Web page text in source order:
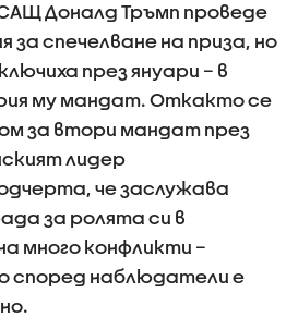
Доналд Тръмп проведе
за спечелване на приза, но
през януари – в
му мандат. Откакто се
за втори мандат през
лидер
че заслужава
за ролята си в
много конфликти –
според наблюдатели е